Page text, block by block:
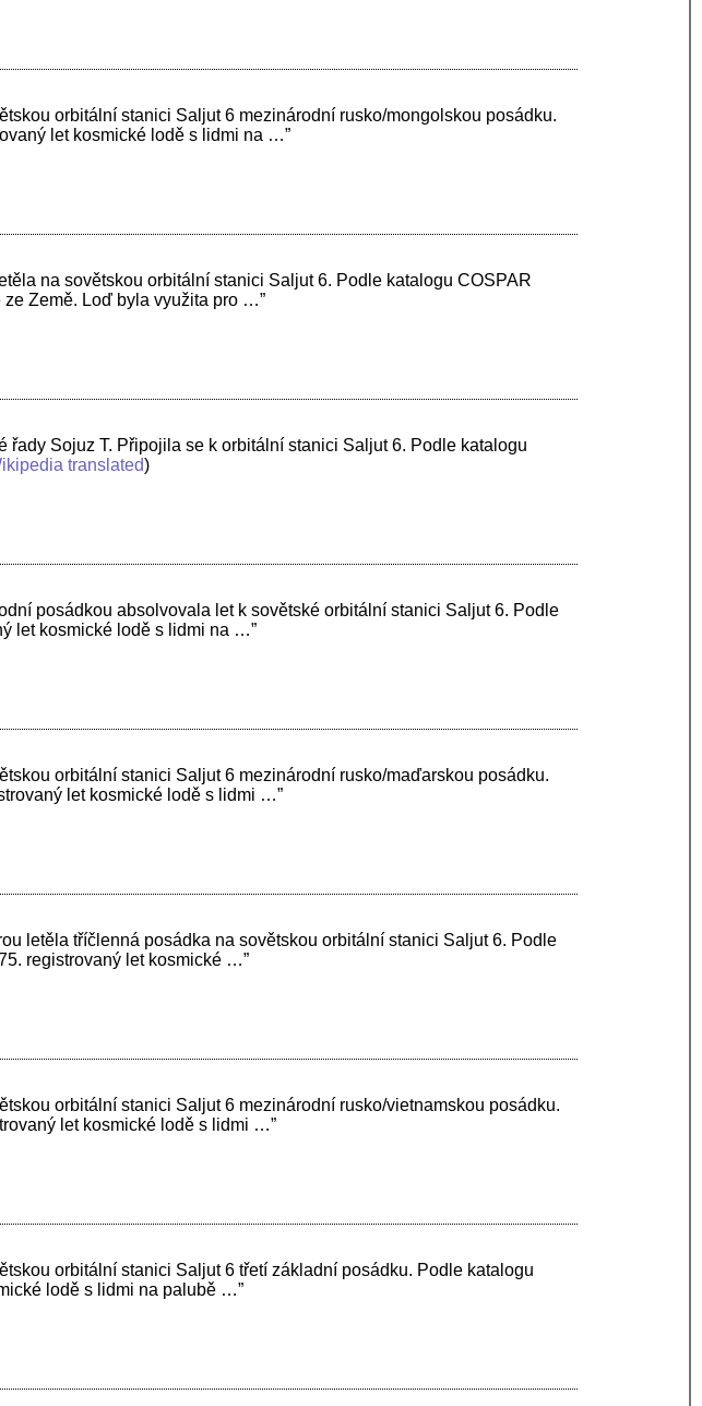
orbitální stanici Saljut 6 mezinárodní rusko/mongolskou posádku.
let kosmické lodě s lidmi na …”
na sovětskou orbitální stanici Saljut 6. Podle katalogu COSPAR
Země. Loď byla využita pro …”
Sojuz T. Připojila se k orbitální stanici Saljut 6. Podle katalogu
translated)
posádkou absolvovala let k sovětské orbitální stanici Saljut 6. Podle
let kosmické lodě s lidmi na …”
orbitální stanici Saljut 6 mezinárodní rusko/maďarskou posádku.
let kosmické lodě s lidmi …”
letěla tříčlenná posádka na sovětskou orbitální stanici Saljut 6. Podle
registrovaný let kosmické …”
orbitální stanici Saljut 6 mezinárodní rusko/vietnamskou posádku.
let kosmické lodě s lidmi …”
orbitální stanici Saljut 6 třetí základní posádku. Podle katalogu
lodě s lidmi na palubě …”